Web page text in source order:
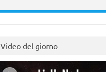
Video del giorno